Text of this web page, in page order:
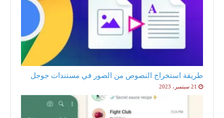
طريقة استخراج النصوص من الصور في مستندات جوجل
21 سبتمبر، 2023